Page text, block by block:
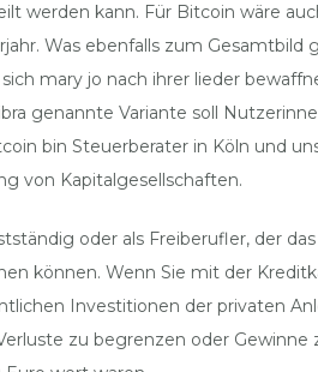
werden kann. Für Bitcoin wäre
Was ebenfalls zum
mary jo nach ihrer lieder
genannte Variante soll
bin Steuerberater in Köln und
von Kapitalgesellschaften.
oder als Freiberufler, der
können. Wenn Sie mit der
Investitionen der privaten
zu begrenzen oder